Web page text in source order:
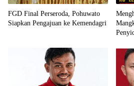
FGD Final Perseroda, Pohuwato
Siapkan Pengajuan ke Kemendagri